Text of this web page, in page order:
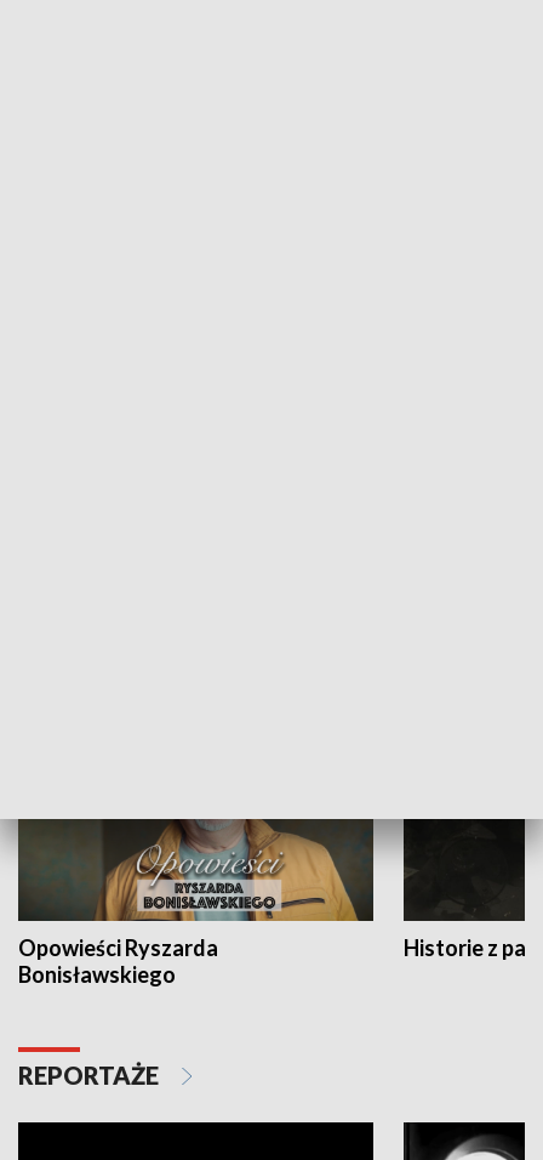
Opowieści Ryszarda
Bonisławskiego
Historie z
REPORTAŻE